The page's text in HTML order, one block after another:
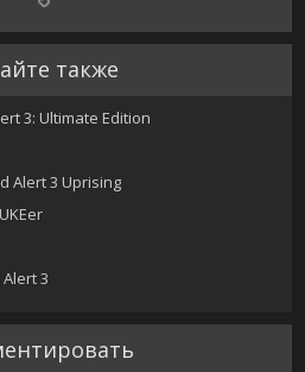
также
3: Ultimate Edition
Alert 3 Uprising
3